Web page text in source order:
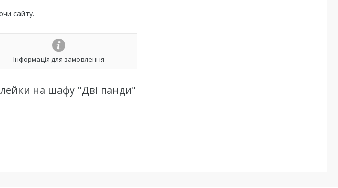
сайту.
Інформація для замовлення
на шафу "Дві панди"